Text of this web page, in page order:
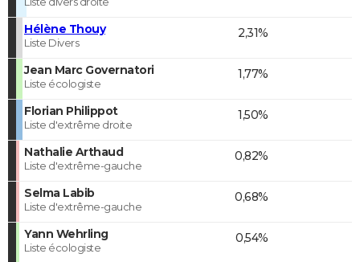
Hélène Thouy
Liste Divers
2,31%
Jean Marc Governatori
Liste écologiste
1,77%
Florian Philippot
Liste d'extrême droite
1,50%
Nathalie Arthaud
Liste d'extrême-gauche
0,82%
Selma Labib
Liste d'extrême-gauche
0,68%
Yann Wehrling
Liste écologiste
0,54%